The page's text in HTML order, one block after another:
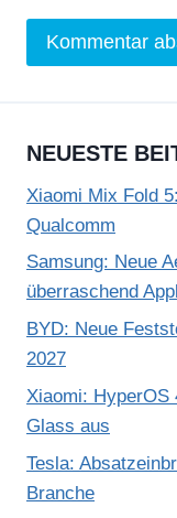
NEUESTE
Xiaomi Mix Fold
Qualcomm
Samsung: Neue
überraschend
BYD: Neue
2027
Xiaomi: HyperOS
Glass aus
Tesla:
Branche